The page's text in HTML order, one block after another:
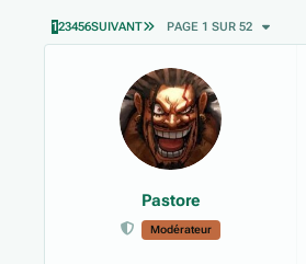
123456SUIVANT DERNIÈRE PAGE
PAGE 1 SUR 52
Pastore
Modérateur